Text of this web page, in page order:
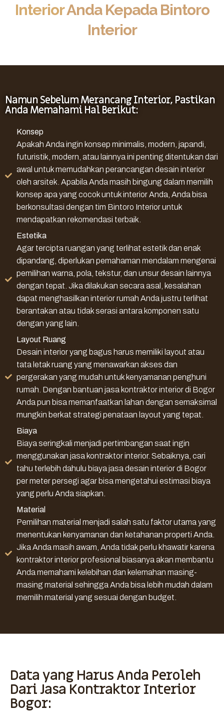
InteriorAnda Kepada Bintoro
Interior
Namun Sebelum Merancang Interior, Pastikan
Anda Memahami Hal Berikut:
Konsep
Apakah Anda ingin konsep minimalis, modern, japandi,
futuristik, modern, atau lainnya ini penting ditentukan dari
awal untuk memudahkan perancangan desain interior
oleh arsitek. Apabila Anda masih bingung dalam memilih
konsep apa yang cocok untuk interior Anda, Anda bisa
berkonsultasi dengan tim Bintoro Interior untuk
mendapatkan rekomendasi terbaik.
Estetika
Agar tercipta ruangan yang terlihat estetik dan enak
dipandang, diperlukan pemahaman mendalam mengenai
pemilihan warna, pola, tekstur, dan unsur desain lainnya
dengan tepat. Jika dilakukan secara asal, kesalahan
dapat menghasilkan interior rumah Anda justru terlihat
berantakan atau tidak serasi antara komponen satu
dengan yang lain.
Layout Ruang
Desain interior yang bagus harus memiliki layout atau
tata letak ruang yang menawarkan akses dan
pergerakan yang mudah untuk kenyamanan penghuni
rumah. Dengan bantuan jasa kontraktor interior di Bogor
Anda pun bisa memanfaatkan lahan dengan semaksimal
mungkin berkat strategi penataan layout yang tepat.
Biaya
Biaya seringkali menjadi pertimbangan saat ingin
menggunakan jasa kontraktor interior. Sebaiknya, cari
tahu terlebih dahulu biaya jasa desain interior di Bogor
per meter persegi agar bisa mengetahui estimasi biaya
yang perlu Anda siapkan.
Material
Pemilihan material menjadi salah satu faktor utama yang
menentukan kenyamanan dan ketahanan properti Anda.
Jika Anda masih awam, Anda tidak perlu khawatir karena
kontraktor interior profesional biasanya akan membantu
Anda memahami kelebihan dan kelemahan masing-
masing material sehingga Anda bisa lebih mudah dalam
memilih material yang sesuai dengan budget.
Data yang Harus Anda Peroleh
Dari Jasa Kontraktor Interior
Bogor: